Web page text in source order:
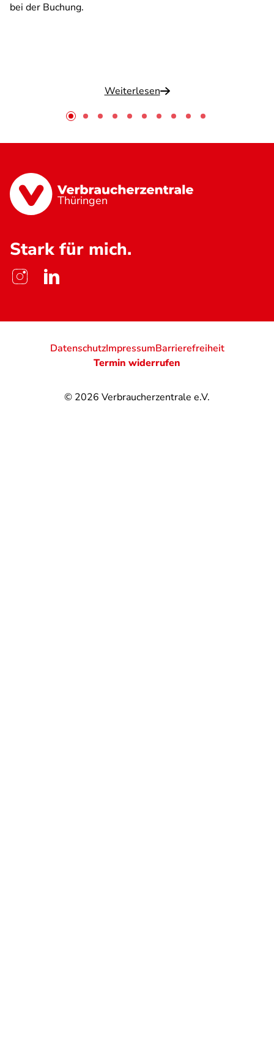
bei der Buchung.
Weiterlesen
Thüringen
Stark für mich.
© 2026 Verbraucherzentrale e.V.
DatenschutzImpressumBarrierefreiheit
Termin widerrufen